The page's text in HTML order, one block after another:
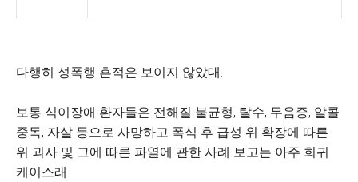
다행히 성폭행 흔적은 보이지 않았대.
보통 식이장애 환자들은 전해질 불균형, 탈수, 무음증, 알콜
중독, 자살 등으로 사망하고 폭식 후 급성 위 확장에 따른
위 괴사 및 그에 따른 파열에 관한 사례 보고는 아주 희귀
케이스래.